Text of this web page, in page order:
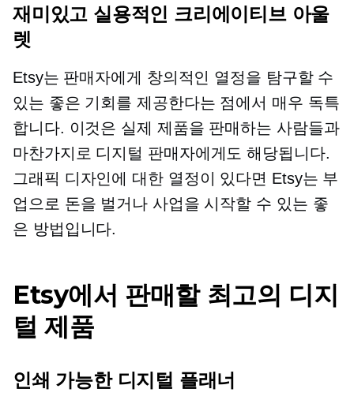
재미있고 실용적인 크리에이티브 아울
렛
Etsy는 판매자에게 창의적인 열정을 탐구할 수
있는 좋은 기회를 제공한다는 점에서 매우 독특
합니다. 이것은 실제 제품을 판매하는 사람들과
마찬가지로 디지털 판매자에게도 해당됩니다.
그래픽 디자인에 대한 열정이 있다면 Etsy는 부
업으로 돈을 벌거나 사업을 시작할 수 있는 좋
은 방법입니다.
Etsy에서 판매할 최고의 디지
털 제품
인쇄 가능한 디지털 플래너